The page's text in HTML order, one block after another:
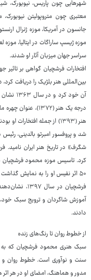
شهرهایی چون پاریس، نیویورک،
معتبری چون متروپولیتن نیویورک،
جانسون در آمریکا، موزه ژنرال
موزه ژیسپ ساراگات در ایتالیا،
سراسر جهان میزبان آثار او شدند.
آن خود
هنر (۱۳۹۳) از جمله
شد و پروفسور امبرتو بالدینی،
شگرف» در تاریخ هنر ایران نامید.
۵۰ اثر نفیس او را به نمایش
فرشچیان در
آموزش شاگردان و ترویج سبک خود،
دادند.
از خطوط روان تا رنگ‌های زنده
سبک هنری محمود فرشچیان که به
سنت و نوآوری است. خطوط روان و
مدور و هماهنگ، امضای او در هر اثر